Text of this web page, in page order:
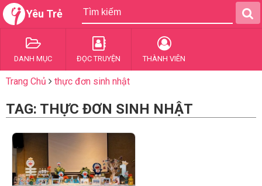
Yêu Trẻ
DANH MỤC ĐỌC TRUYỆN THÀNH VIÊN
Trang Chủ thực đơn sinh nhật
TAG: THỰC ĐƠN SINH NHẬT